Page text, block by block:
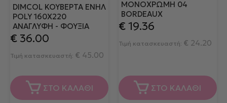
DIMCOL ΚΟΥΒΕΡΤΑ ΕΝΗΛ
POLY 160X220
ΑΝΑΓΛΥΦΗ - ΦΟΥΞΙΑ
€ 36.00
Τιμή κατασκευαστή: € 45.00
ΣΤΟ ΚΑΛΑΘΙ
ΜΟΝΌΧΡΩΜΗ 04
BORDEAUX
€19.36
Τιμή κατασκευαστή: € 24.20
ΣΤΟ ΚΑΛΑΘΙ